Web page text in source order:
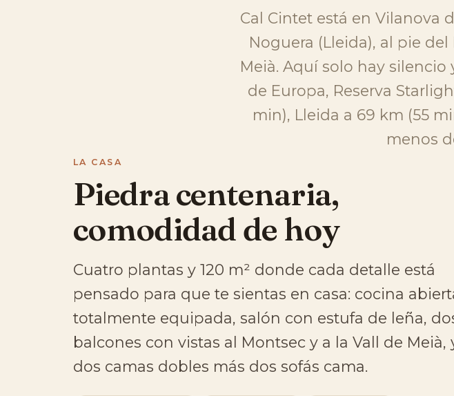
Cal Cintet está en Vilanova
Noguera (Lleida), al pie
Meià. Aquí solo hay
de Europa, Reserva
min), Lleida a 69 km (55
menos
LA CASA
Piedra centenaria,
comodidad de hoy
Cuatro plantas y 120 m² donde cada detalle está
pensado para que te sientas en casa: cocina
totalmente equipada, salón con estufa de leña,
balcones con vistas al Montsec y a la Vall de Meià,
dos camas dobles más dos sofás cama.